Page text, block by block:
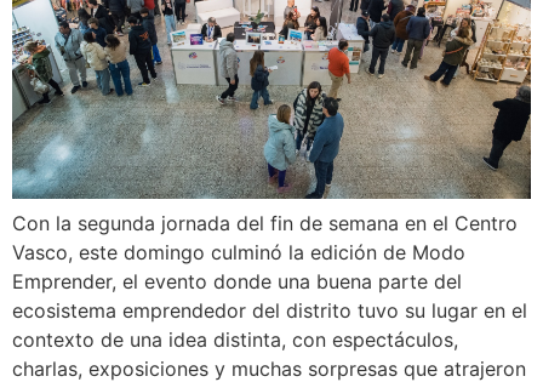
Con la segunda jornada del fin de semana en el Centro
Vasco, este domingo culminó la edición de Modo
Emprender, el evento donde una buena parte del
ecosistema emprendedor del distrito tuvo su lugar en el
contexto de una idea distinta, con espectáculos,
charlas, exposiciones y muchas sorpresas que atrajeron